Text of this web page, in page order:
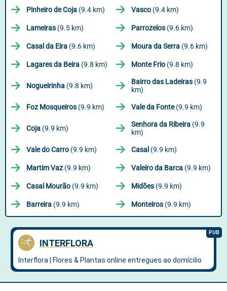
Pinheiro de Coja (9.4 km) Vasco (9.4 km)
Lameiras (9.5 km) Parrozelos (9.6 km)
Casal da Eira (9.6 km) Moura da Serra (9.6 km)
Lagares da Beira (9.8 km) Monte Frio (9.8 km)
Nogueirinha (9.8 km) Bairro das Ladeiras (9.9
km)
Foz Mosqueiros (9.9 km) Vale da Fonte(9.9 km)
Coja (9.9 km) Senhora da Ribeira (9.9
km)
Vale do Carro (9.9 km) Casal (9.9 km)
Martim Vaz (9.9 km) Valeiro da Barca (9.9 km)
Casal Mourão (9.9 km) Midões (9.9 km)
Barreira (9.9 km) Monteiros (9.9 km)